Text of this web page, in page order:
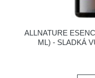
ALLNATURE
ML) - SLADKÁ